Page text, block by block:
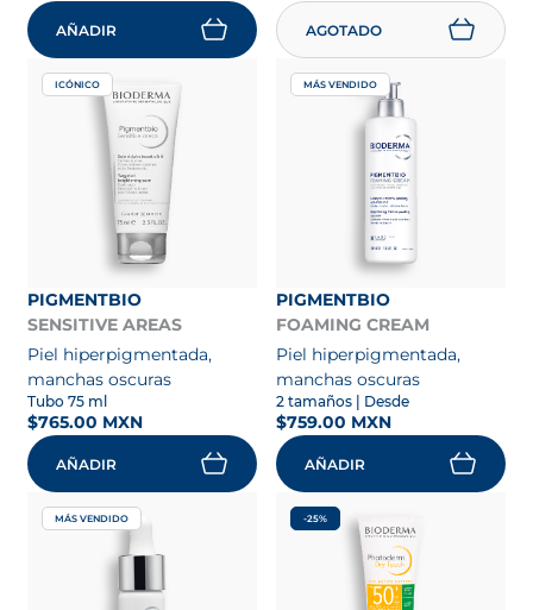
AÑADIR AGOTADO
ICÓNICO
PIGMENTBIO
SENSITIVE AREAS
Piel hiperpigmentada,
manchas oscuras
Tubo 75 ml
$765.00 MXN
AÑADIR
MÁS VENDIDO
PIGMENTBIO
FOAMING CREAM
Piel hiperpigmentada,
manchas oscuras
2 tamaños | Desde
$759.00 MXN
AÑADIR
MÁS VENDIDO -25%